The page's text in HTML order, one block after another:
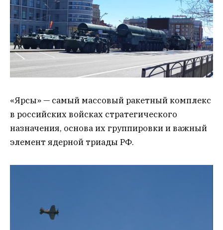
«Ярсы» — самый массовый ракетный комплекс
в российских войсках стратегического
назначения, основа их группировки и важный
элемент ядерной триады РФ.